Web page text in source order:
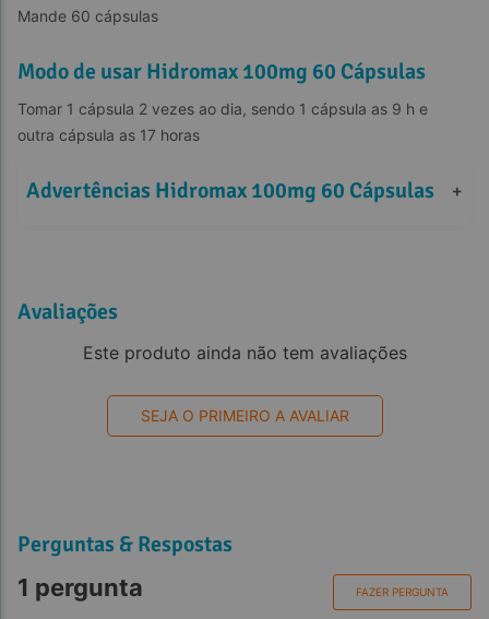
Mande 60 cápsulas
Modo de usar Hidromax 100mg 60 Cápsulas
Tomar 1 cápsula 2 vezes ao dia, sendo 1 cápsula as 9 h e
outra cápsula as 17 horas
Advertências Hidromax 100mg 60 Cápsulas +
Avaliações
Este produto ainda não tem avaliações
SEJA O PRIMEIRO A AVALIAR
Perguntas & Respostas
1 pergunta FAZER PERGUNTA